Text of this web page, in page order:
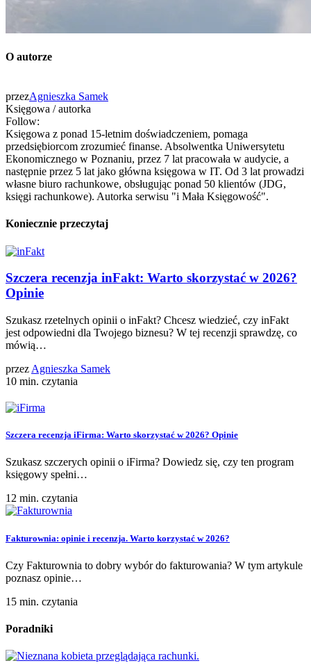
O autorze
przezAgnieszka Samek
Księgowa / autorka
Follow:
Księgowa z ponad 15-letnim doświadczeniem, pomaga
przedsiębiorcom zrozumieć finanse. Absolwentka Uniwersytetu
Ekonomicznego w Poznaniu, przez 7 lat pracowała w audycie, a
następnie przez 5 lat jako główna księgowa w IT. Od 3 lat prowadzi
własne biuro rachunkowe, obsługując ponad 50 klientów (JDG,
księgi rachunkowe). Autorka serwisu "i Mała Księgowość".
Koniecznie przeczytaj
Szczera recenzja inFakt: Warto skorzystać w 2026?
Opinie
Szukasz rzetelnych opinii o inFakt? Chcesz wiedzieć, czy inFakt
jest odpowiedni dla Twojego biznesu? W tej recenzji sprawdzę, co
mówią…
przez Agnieszka Samek
10 min. czytania
Szczera recenzja iFirma: Warto skorzystać w 2026? Opinie
Szukasz szczerych opinii o iFirma? Dowiedz się, czy ten program
księgowy spełni…
12 min. czytania
Fakturownia: opinie i recenzja. Warto korzystać w 2026?
Czy Fakturownia to dobry wybór do fakturowania? W tym artykule
poznasz opinie…
15 min. czytania
Poradniki